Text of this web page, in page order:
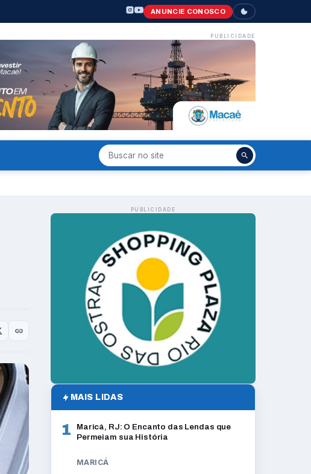
ANUNCIE CONOSCO
PUBLICIDADE
PUBLICIDADE
MAIS LIDAS
1
Maricá, RJ: O Encanto das Lendas que
Permeiam sua História
MARICÁ